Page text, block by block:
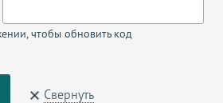
чтобы обновить код
Свернуть